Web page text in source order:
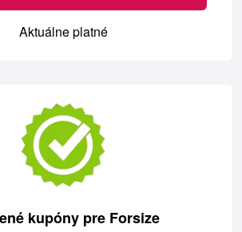
Aktuálne platné
kupóny pre Forsize